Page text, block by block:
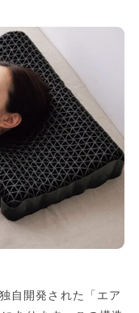
自開発された「エア